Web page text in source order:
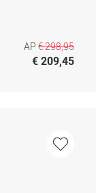
AP € 298,95
€ 209,45